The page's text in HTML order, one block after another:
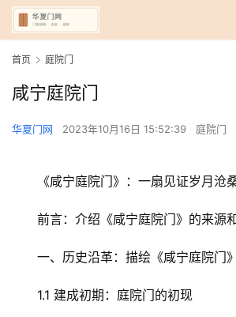
首页 庭院门
咸宁庭院门
华夏门网 2023年10月16日 15:52:39 庭院门
《咸宁庭院门》：一扇见证岁月沧
前言：介绍《咸宁庭院门》的来源
一、历史沿革：描绘《咸宁庭院门
1.1 建成初期：庭院门的初现